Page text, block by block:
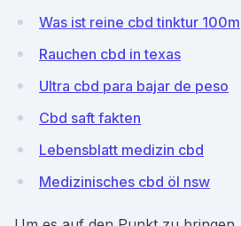
Was ist reine cbd tinktur
Rauchen cbd in texas
Ultra cbd para bajar de peso
Cbd saft fakten
Lebensblatt medizin cbd
Medizinisches cbd öl nsw